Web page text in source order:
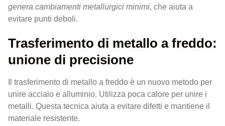
genera cambiamenti metallurgici minimi, che aiuta a
evitare punti deboli.
Trasferimento di metallo a freddo:
unione di precisione
Il trasferimento di metallo a freddo è un nuovo metodo per
unire acciaio e alluminio. Utilizza poca calore per unire i
metalli. Questa tecnica aiuta a evitare difetti e mantiene il
materiale resistente.